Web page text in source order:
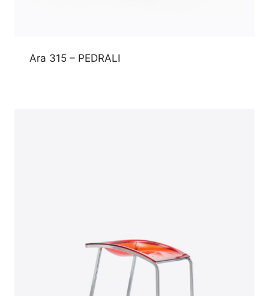
Ara 315 – PEDRALI